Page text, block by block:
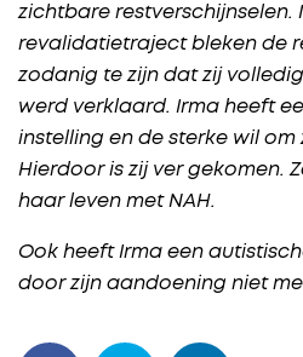
zichtbare restverschijnselen.
revalidatietraject bleken de
zodanig te zijn dat zij
werd verklaard. Irma heeft
instelling en de sterke wil om
Hierdoor is zij ver gekomen.
haar leven met NAH.
Ook heeft Irma een
door zijn aandoening niet